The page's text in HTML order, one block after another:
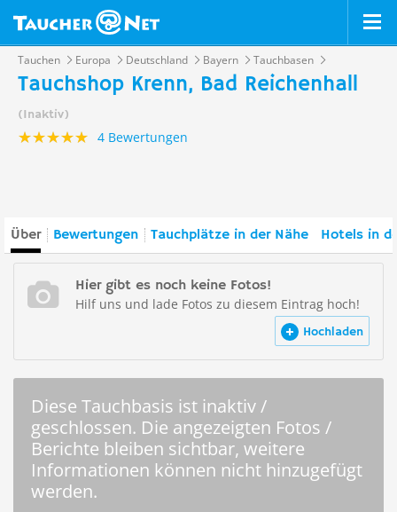
Tauchen Europa Deutschland Bayern Tauchbasen
Tauchshop Krenn, Bad Reichenhall
(Inaktiv)
4 Bewertungen
Über Bewertungen Tauchplätze in der Nähe Hotels in
Hier gibt es noch keine Fotos!
Hilf uns und lade Fotos zu diesem Eintrag hoch!
Hochladen
Diese Tauchbasis ist inaktiv /
geschlossen. Die angezeigten Fotos /
Berichte bleiben sichtbar, weitere
Informationen können nicht hinzugefügt
werden.